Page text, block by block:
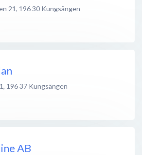
21, 196 30 Kungsängen
, 196 37 Kungsängen
AB